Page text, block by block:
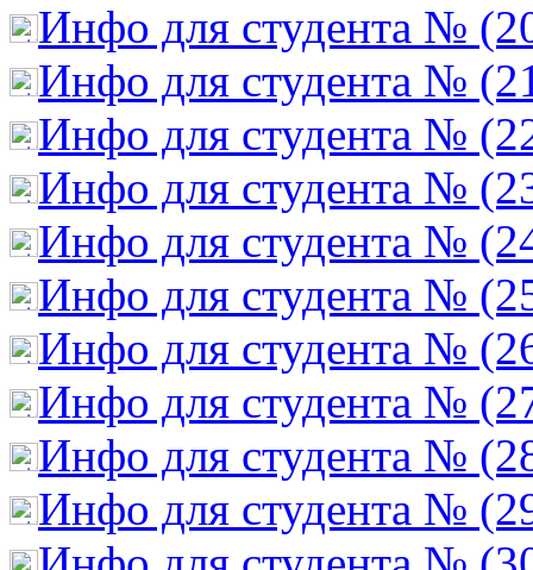
Инфо для студента №
Инфо для студента №
Инфо для студента №
Инфо для студента №
Инфо для студента №
Инфо для студента №
Инфо для студента №
Инфо для студента №
Инфо для студента №
Инфо для студента №